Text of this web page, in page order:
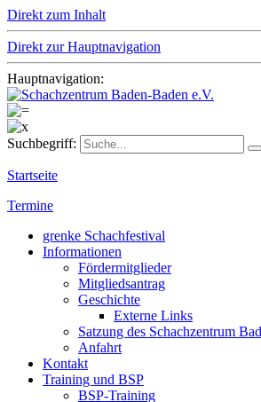
Direkt zum Inhalt
Direkt zur Hauptnavigation
Hauptnavigation:
Suchbegriff:
Startseite
Termine
grenke Schachfestival
Informationen
Fördermitglieder
Mitgliedsantrag
Geschichte
Externe Links
Satzung des Schachzentrum
Anfahrt
Kontakt
Training und BSP
BSP-Training